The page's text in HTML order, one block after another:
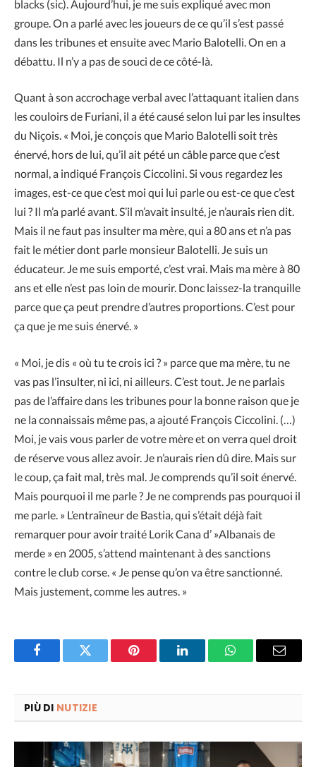
blacks (sic). Aujourd’hui, je me suis expliqué avec mon
groupe. On a parlé avec les joueurs de ce qu’il s’est passé
dans les tribunes et ensuite avec Mario Balotelli. On en a
débattu. Il n’y a pas de souci de ce côté-là.
Quant à son accrochage verbal avec l’attaquant italien dans
les couloirs de Furiani, il a été causé selon lui par les insultes
du Niçois. « Moi, je conçois que Mario Balotelli soit très
énervé, hors de lui, qu’il ait pété un câble parce que c’est
normal, a indiqué François Ciccolini. Si vous regardez les
images, est-ce que c’est moi qui lui parle ou est-ce que c’est
lui ? Il m’a parlé avant. S’il m’avait insulté, je n’aurais rien dit.
Mais il ne faut pas insulter ma mère, qui a 80 ans et n’a pas
fait le métier dont parle monsieur Balotelli. Je suis un
éducateur. Je me suis emporté, c’est vrai. Mais ma mère à 80
ans et elle n’est pas loin de mourir. Donc laissez-la tranquille
parce que ça peut prendre d’autres proportions. C’est pour
ça que je me suis énervé. »
« Moi, je dis « où tu te crois ici ? » parce que ma mère, tu ne
vas pas l’insulter, ni ici, ni ailleurs. C’est tout. Je ne parlais
pas de l’affaire dans les tribunes pour la bonne raison que je
ne la connaissais même pas, a ajouté François Ciccolini. (…)
Moi, je vais vous parler de votre mère et on verra quel droit
de réserve vous allez avoir. Je n’aurais rien dû dire. Mais sur
le coup, ça fait mal, très mal. Je comprends qu’il soit énervé.
Mais pourquoi il me parle ? Je ne comprends pas pourquoi il
me parle. » L’entraîneur de Bastia, qui s’était déjà fait
remarquer pour avoir traité Lorik Cana d’ »Albanais de
merde » en 2005, s’attend maintenant à des sanctions
contre le club corse. « Je pense qu’on va être sanctionné.
Mais justement, comme les autres. »
FacebookTwitter Pinterest LinkedInWhatsAppEmail
PIÙ DI NUTIZIE